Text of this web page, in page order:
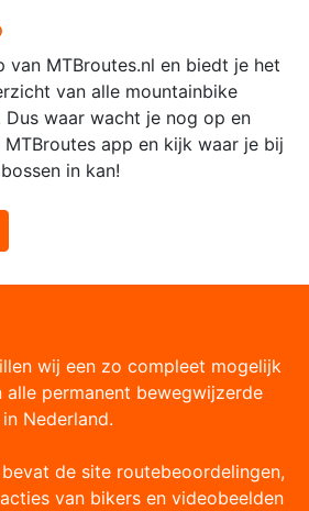
van MTBroutes.nl en biedt je het
van alle mountainbike
Dus waar wacht je nog op en
app en kijk waar je bij
in kan!
wij een zo compleet mogelijk
permanent bewegwijzerde
Nederland.
de site routebeoordelingen,
van bikers en videobeelden